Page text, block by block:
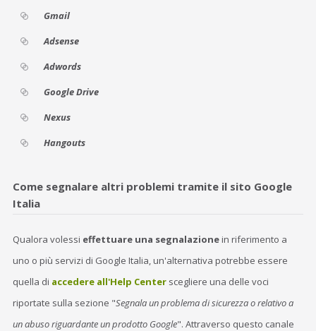
Gmail
Adsense
Adwords
Google Drive
Nexus
Hangouts
Come segnalare altri problemi tramite il sito Google
Italia
Qualora volessi effettuare una segnalazionein riferimento a
uno o più servizi di Google Italia, un'alternativa potrebbe essere
quella di accedere all'Help Centerscegliere una delle voci
riportate sulla sezione "Segnala un problema di sicurezza o relativo a
un abuso riguardante un prodotto Google". Attraverso questo canale